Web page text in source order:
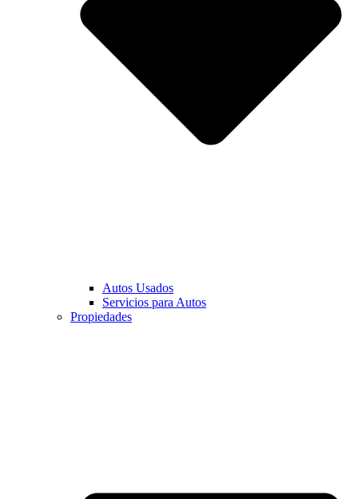
Autos Usados
Servicios para Autos
Propiedades